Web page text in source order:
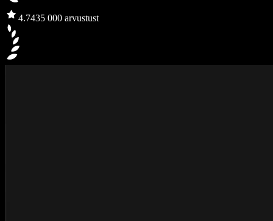
4.7435 000 arvustust